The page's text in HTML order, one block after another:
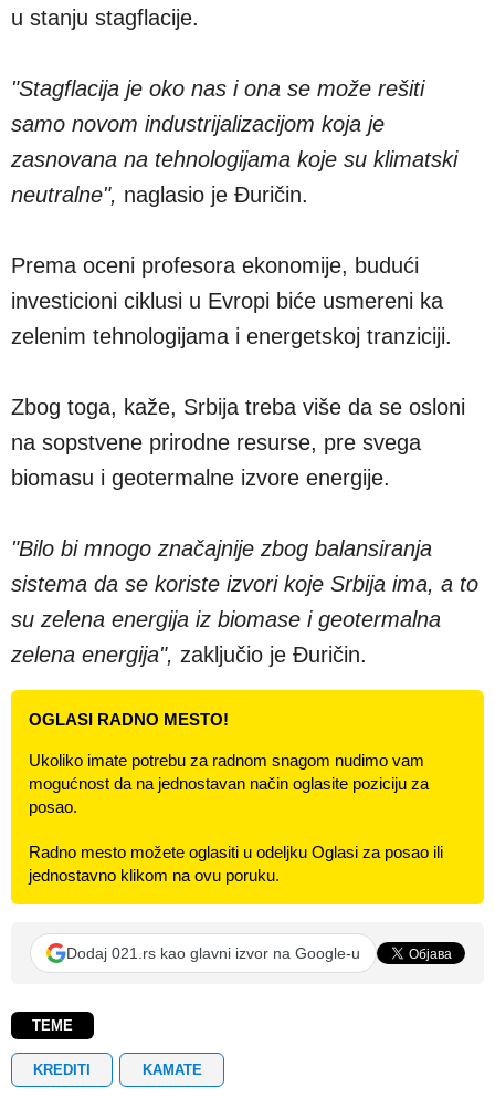
u stanju stagflacije.
"Stagflacija je oko nas i ona se može rešiti
samo novom industrijalizacijom koja je
zasnovana na tehnologijama koje su klimatski
neutralne", naglasio je Đuričin.
Prema oceni profesora ekonomije, budući
investicioni ciklusi u Evropi biće usmereni ka
zelenim tehnologijama i energetskoj tranziciji.
Zbog toga, kaže, Srbija treba više da se osloni
na sopstvene prirodne resurse, pre svega
biomasu i geotermalne izvore energije.
"Bilo bi mnogo značajnije zbog balansiranja
sistema da se koriste izvori koje Srbija ima, a to
su zelena energija iz biomase i geotermalna
zelena energija", zaključio je Đuričin.
OGLASI RADNO MESTO!
Ukoliko imate potrebu za radnom snagom nudimo vam
mogućnost da na jednostavan način oglasite poziciju za
posao.
Radno mesto možete oglasiti u odeljku Oglasi za posao ili
jednostavno klikom na ovu poruku.
Dodaj 021.rs kao glavni izvor na Google-u
TEME
KREDITI KAMATE